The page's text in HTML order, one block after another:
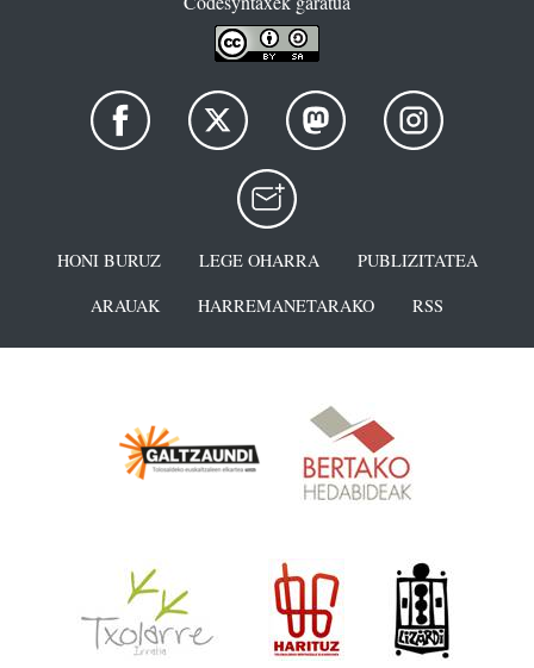
HONI BURUZ LEGE OHARRA
PUBLIZITATEA
ARAUAK
HARREMANETARAKO RSS